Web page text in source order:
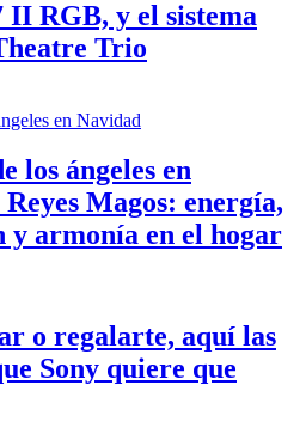
II RGB, y el sistema
Trio
los ángeles en
Magos: energía,
y armonía en el hogar
o regalarte, aquí las
Sony quiere que